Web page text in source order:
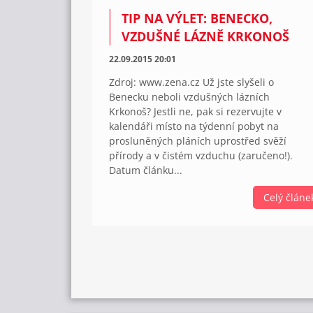
TIP NA VÝLET: BENECKO,
VZDUŠNÉ LÁZNĚ KRKONOŠ
22.09.2015 20:01
Zdroj: www.zena.cz Už jste slyšeli o
Benecku neboli vzdušných lázních
Krkonoš? Jestli ne, pak si rezervujte v
kalendáři místo na týdenní pobyt na
prosluněných pláních uprostřed svěží
přírody a v čistém vzduchu (zaručeno!).
Datum článku...
Celý